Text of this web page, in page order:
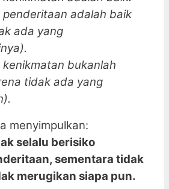
penderitaan adalah baik
ada yang
bukanlah
tidak ada yang
menyimpulkan:
selalu berisiko
sementara tidak
merugikan siapa pun.